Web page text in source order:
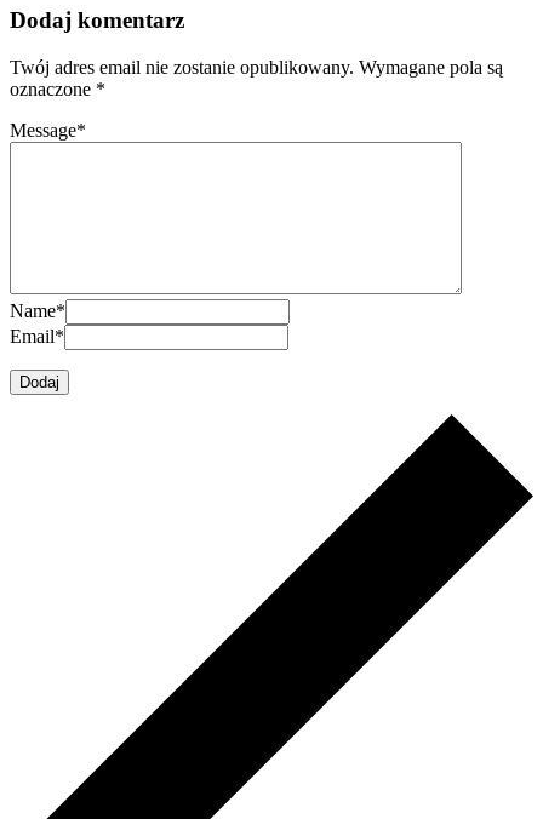
Dodaj komentarz
Twój adres email nie zostanie opublikowany. Wymagane pola są
oznaczone *
Message*
Name*
Email*